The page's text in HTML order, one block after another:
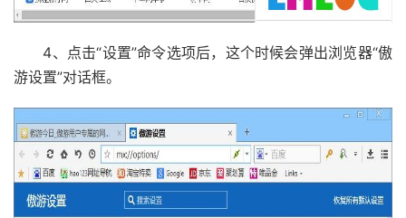
4、点击“设置”命令选项后，这个时候会弹出浏览器“傲
游设置”对话框。